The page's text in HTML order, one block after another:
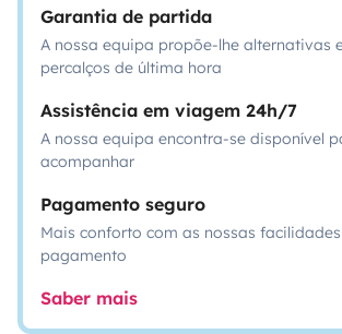
Garantia de partida
A nossa equipa propõe-lhe alternativas
percalços de última hora
Assistência em viagem 24h/7
A nossa equipa encontra-se disponível
acompanhar
Pagamento seguro
Mais conforto com as nossas
pagamento
Saber mais